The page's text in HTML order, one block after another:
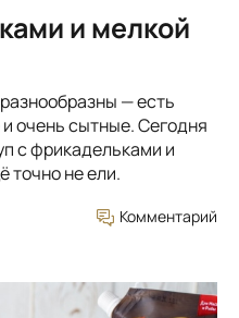
и мелкой
— есть
очень сытные. Сегодня
с фрикадельками и
точно не ели.
Комментарий